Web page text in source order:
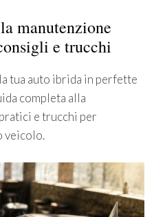
manutenzione
e trucchi
tua auto ibrida in perfette
completa alla
e trucchi per
veicolo.